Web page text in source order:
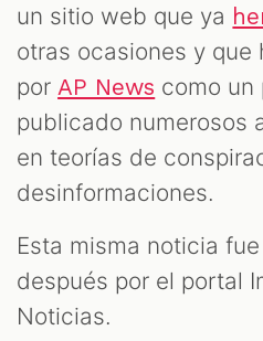
un sitio web que ya
otras ocasiones y que
por AP News como un
publicado numerosos
en teorías de
desinformaciones.
Esta misma noticia fue
después por el portal
Noticias.